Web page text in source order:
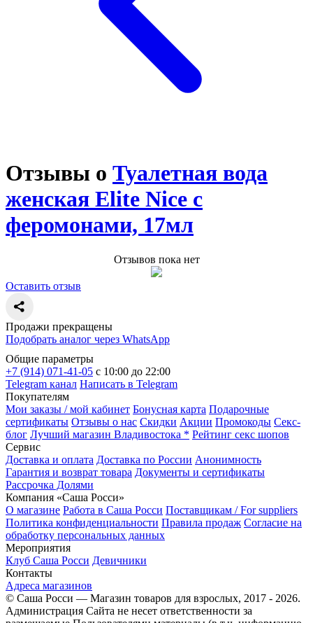
Отзывы о Туалетная вода
женская Elite Nice с
феромонами, 17мл
Отзывов пока нет
Оставить отзыв
Продажи прекращены
Подобрать аналог через WhatsApp
Общие параметры
+7 (914) 071-41-05 c 10:00 до 22:00
Telegram канал Написать в Telegram
Покупателям
Мои заказы / мой кабинет Бонусная карта Подарочные
сертификаты Отзывы о нас Скидки Акции Промокоды Секс-
блог Лучший магазин Владивостока * Рейтинг секс шопов
Сервис
Доставка и оплата Доставка по России Анонимность
Гарантия и возврат товара Документы и сертификаты
Рассрочка Долями
Компания «Саша Росси»
О магазине Работа в Саша Росси Поставщикам / For suppliers
Политика конфиденциальности Правила продаж Согласие на
обработку персональных данных
Мероприятия
Клуб Саша Росси Девичники
Контакты
Адреса магазинов
© Саша Росси — Магазин товаров для взрослых, 2017 - 2026.
Администрация Сайта не несет ответственности за